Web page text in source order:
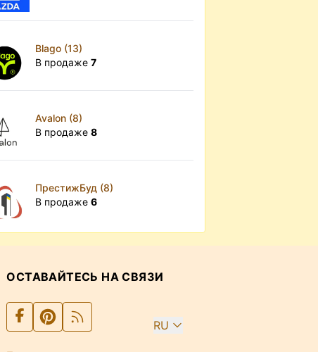
Blago (13)
В продаже7
Avalon (8)
В продаже8
ПрестижБуд (8)
В продаже6
ОСТАВАЙТЕСЬ НА СВЯЗИ
RU